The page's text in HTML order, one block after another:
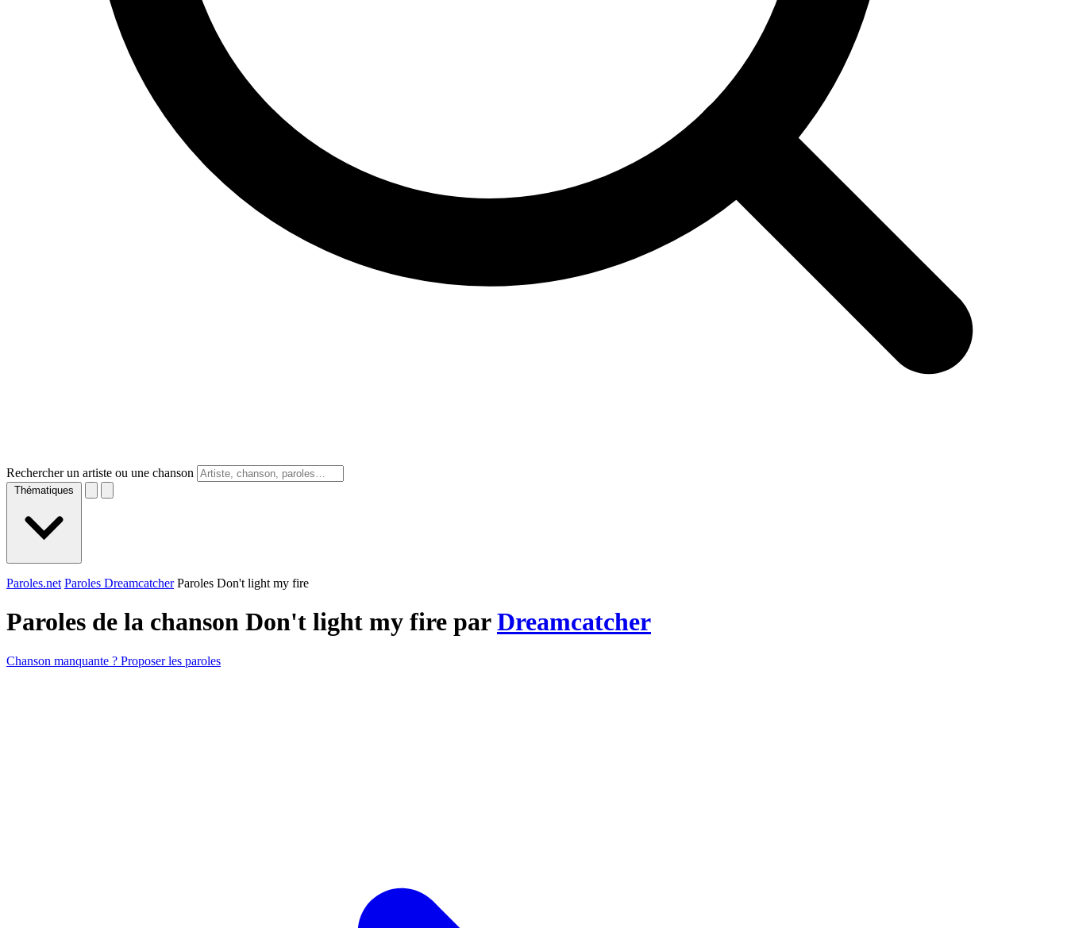
Rechercher un artiste ou une chanson
Thématiques
Paroles.net Paroles Dreamcatcher Paroles Don't light my fire
Paroles de la chanson Don't light my fire parDreamcatcher
Chanson manquante ? Proposer les paroles